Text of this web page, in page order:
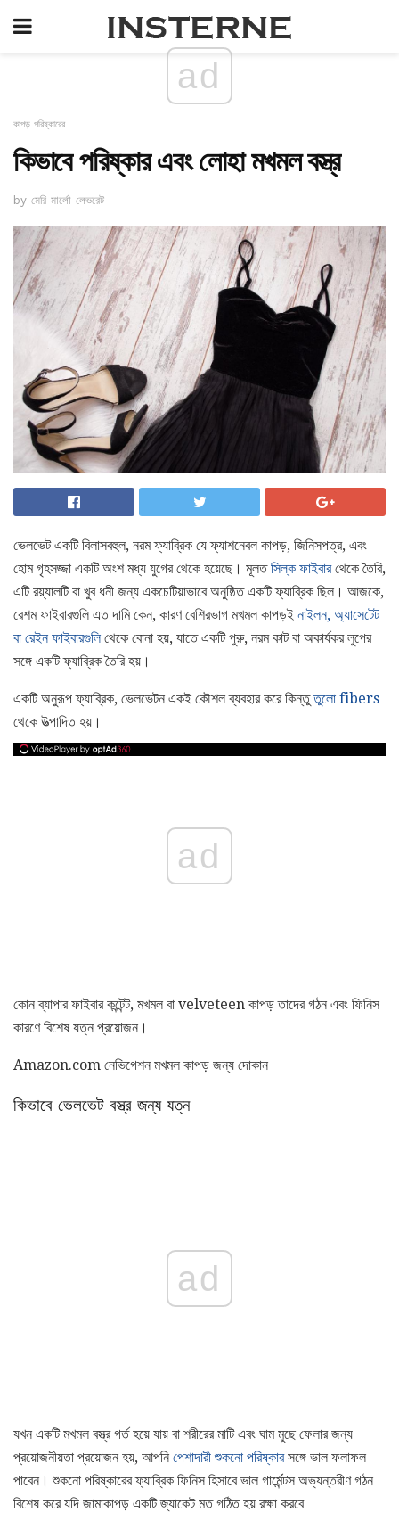
ad
কাপড় পরিষ্কারের
কিভাবে পরিষ্কার এবং লোহা মখমল বস্ত্র
by মেরি মার্লো লেভরেট
ভেলভেট একটি বিলাসবহুল, নরম ফ্যাব্রিক যে ফ্যাশনেবল কাপড়, জিনিসপত্র, এবং
হোম গৃহসজ্জা একটি অংশ মধ্য যুগের থেকে হয়েছে। মূলতসিল্ক ফাইবারথেকে তৈরি,
এটি রয়্যালটি বা খুব ধনী জন্য একচেটিয়াভাবে অনুষ্ঠিত একটি ফ্যাব্রিক ছিল। আজকে,
রেশম ফাইবারগুলি এত দামি কেন, কারণ বেশিরভাগ মখমল কাপড়ই নাইলন, অ্যাসেটেট
বা রেইন ফাইবারগুলিথেকে বোনা হয়, যাতে একটি পুরু, নরম কাট বা অকার্যকর লুপের
সঙ্গে একটি ফ্যাব্রিক তৈরি হয়।
একটি অনুরূপ ফ্যাব্রিক, ভেলভেটন একই কৌশল ব্যবহার করে কিন্তুতুলো fibers
থেকে উত্পাদিত হয়।
ad
কোন ব্যাপার ফাইবার কন্টেন্ট, মখমল বা velveteen কাপড় তাদের গঠন এবং ফিনিস
কারণে বিশেষ যত্ন প্রয়োজন।
Amazon.com নেভিগেশন মখমল কাপড় জন্য দোকান
কিভাবে ভেলভেট বস্ত্র জন্য যত্ন
ad
যখন একটি মখমল বস্ত্র গর্ত হয়ে যায় বা শরীরের মাটি এবং ঘাম মুছে ফেলার জন্য
প্রয়োজনীয়তা প্রয়োজন হয়, আপনি পেশাদারী শুকনো পরিষ্কারসঙ্গে ভাল ফলাফল
পাবেন। শুকনো পরিষ্কারের ফ্যাব্রিক ফিনিস হিসাবে ভাল গার্মেন্টস অভ্যন্তরীণ গঠন
বিশেষ করে যদি জামাকাপড় একটি জ্যাকেট মত গঠিত হয় রক্ষা করবে